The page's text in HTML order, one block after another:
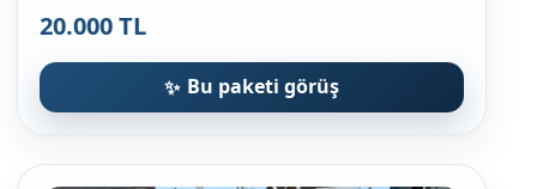
20.000 TL
Bu paketi görüş